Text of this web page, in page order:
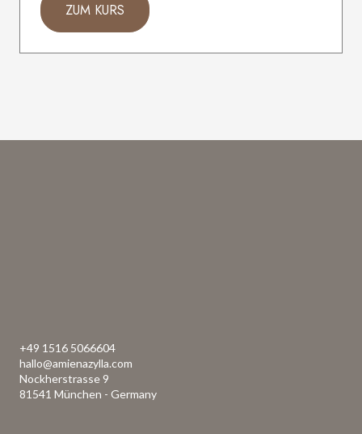
ZUM KURS
+49 1516 5066604
hallo@amienazylla.com
Nockherstrasse 9
81541 München - Germany